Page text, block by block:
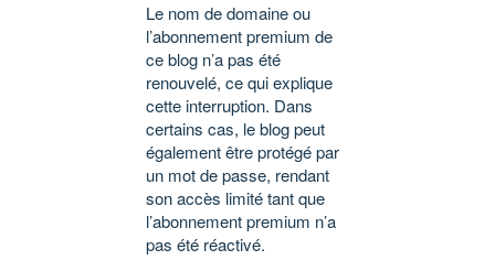
Le nom de domaine ou
l’abonnement premium de
ce blog n’a pas été
renouvelé, ce qui explique
cette interruption. Dans
certains cas, le blog peut
également être protégé par
un mot de passe, rendant
son accès limité tant que
l’abonnement premium n’a
pas été réactivé.